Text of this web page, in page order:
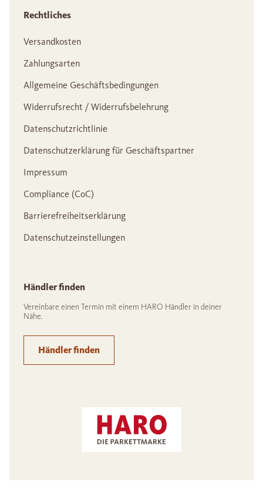
Rechtliches
Versandkosten
Zahlungsarten
Allgemeine Geschäftsbedingungen
Widerrufsrecht / Widerrufsbelehrung
Datenschutzrichtlinie
Datenschutzerklärung für Geschäftspartner
Impressum
Compliance (CoC)
Barrierefreiheitserklärung
Datenschutzeinstellungen
Händler finden
Vereinbare einen Termin mit einem HARO Händler in deiner
Nähe.
Händler finden